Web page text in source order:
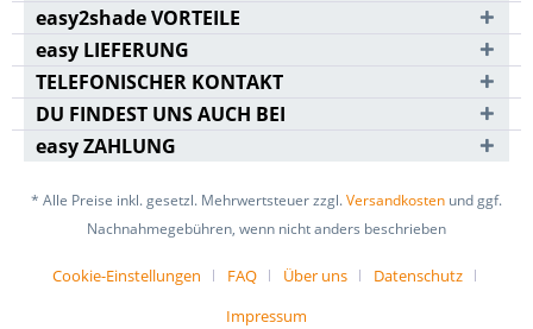
easy2shade VORTEILE
easy LIEFERUNG
TELEFONISCHER KONTAKT
DU FINDEST UNS AUCH BEI
easy ZAHLUNG
* Alle Preise inkl. gesetzl. Mehrwertsteuer zzgl.Versandkosten und ggf.
Nachnahmegebühren, wenn nicht anders beschrieben
Cookie-Einstellungen FAQ Über uns
Datenschutz
Impressum